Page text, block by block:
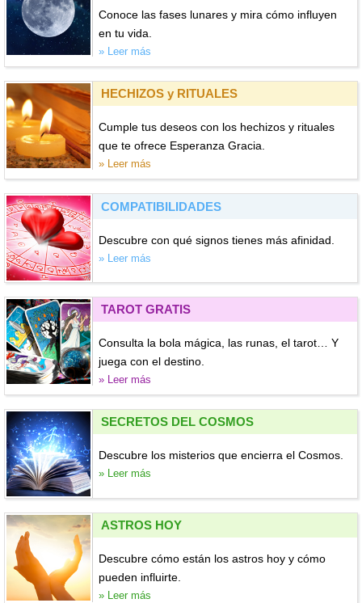
Conoce las fases lunares y mira cómo influyen
en tu vida.
» Leer más
HECHIZOS y RITUALES
Cumple tus deseos con los hechizos y rituales
que te ofrece Esperanza Gracia.
» Leer más
COMPATIBILIDADES
Descubre con qué signos tienes más afinidad.
» Leer más
TAROT GRATIS
Consulta la bola mágica, las runas, el tarot… Y
juega con el destino.
» Leer más
SECRETOS DEL COSMOS
Descubre los misterios que encierra el Cosmos.
» Leer más
ASTROS HOY
Descubre cómo están los astros hoy y cómo
pueden influirte.
» Leer más